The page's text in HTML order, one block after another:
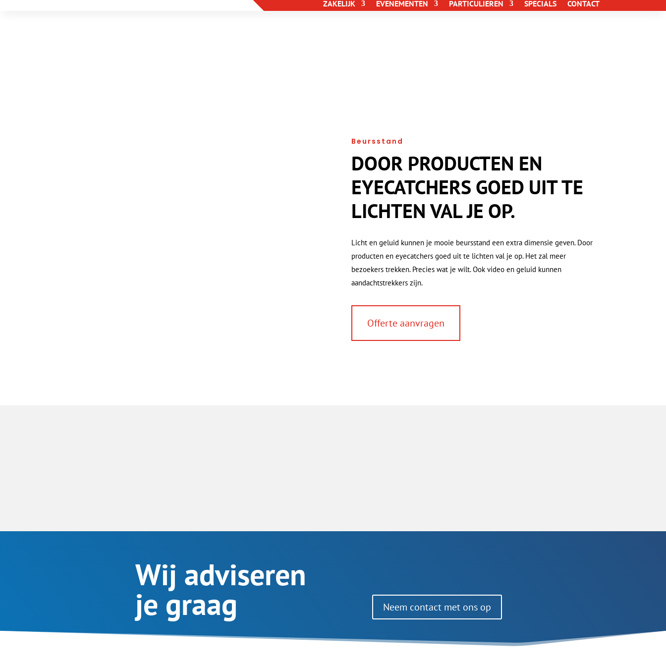
ZAKELIJK EVENEMENTEN PARTICULIEREN SPECIALS CONTACT
Beursstand
DOOR PRODUCTEN EN
EYECATCHERS GOED UIT TE
LICHTEN VAL JE OP.
Licht en geluid kunnen je mooie beursstand een extra dimensie geven. Door
producten en eyecatchers goed uit te lichten val je op. Het zal meer
bezoekers trekken. Precies wat je wilt. Ook video en geluid kunnen
aandachtstrekkers zijn.
Offerte aanvragen
Wij adviseren
je graag Neem contact met ons op